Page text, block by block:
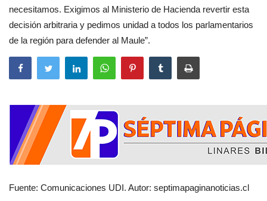
necesitamos. Exigimos al Ministerio de Hacienda revertir esta
decisión arbitraria y pedimos unidad a todos los parlamentarios
de la región para defender al Maule”.
Fuente: Comunicaciones UDI. Autor: septimapaginanoticias.cl